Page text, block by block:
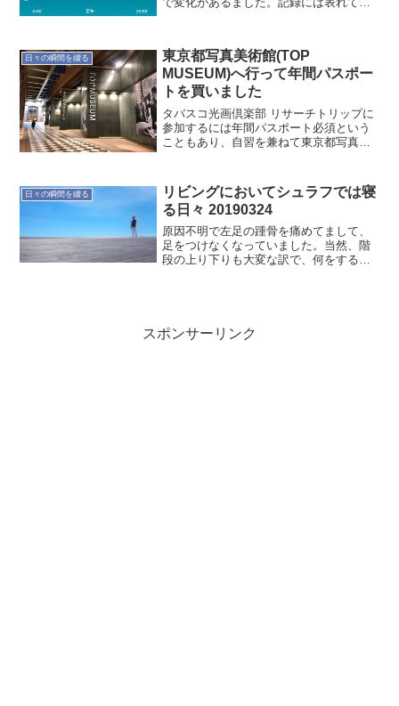
間:4時間57分 就寝前行動:インタ...
日々の瞬間を綴る
東京都写真美術館(TOP
MUSEUM)へ行って年間パスポー
トを買いました
タバスコ光画倶楽部 リサーチトリップに
参加するには年間パスポート必須という
こともあり、自習を兼ねて東京都写真美
入しました。思い返せば、昨年は写真(光
画)を学...
日々の瞬間を綴る
リビングにおいてシュラフでは寝
る日々 20190324
原因不明で左足の踵骨を痛めてまして、
足をつけなくなっていました。当然、階
段の上り下りも大変な訳で、何をするに
スポンサーリンク